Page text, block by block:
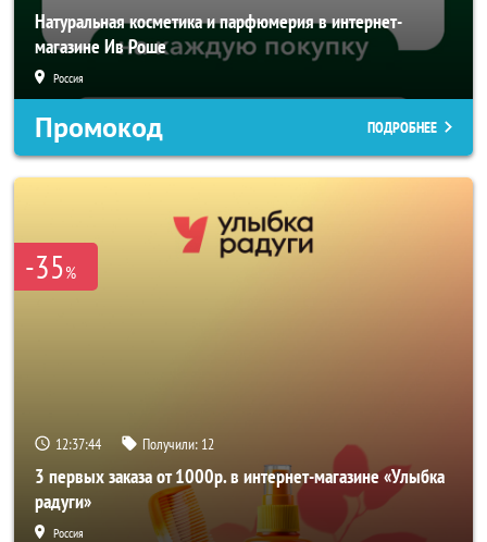
Натуральная косметика и парфюмерия в интернет-
магазине Ив Роше
Россия
Промокод ПОДРОБНЕЕ
-35%
12:37:43 Получили: 12
3 первых заказа от 1000р. в интернет-магазине «Улыбка
радуги»
Россия